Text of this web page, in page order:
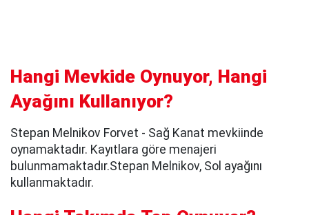
Hangi Mevkide Oynuyor, Hangi
Ayağını Kullanıyor?
Stepan Melnikov Forvet - Sağ Kanat mevkiinde
oynamaktadır. Kayıtlara göre menajeri
bulunmamaktadır.Stepan Melnikov, Sol ayağını
kullanmaktadır.